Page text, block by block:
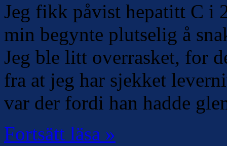
Jeg fikk påvist hepatitt C i
min begynte plutselig å
Jeg ble litt overrasket, for
fra at jeg har sjekket
var der fordi han hadde
Fortsätt läsa »